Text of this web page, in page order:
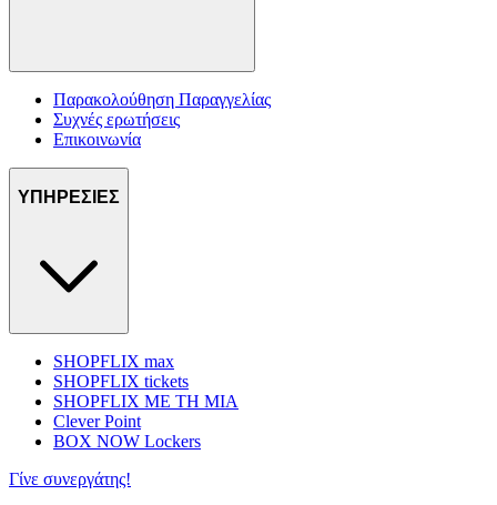
Παρακολούθηση Παραγγελίας
Συχνές ερωτήσεις
Επικοινωνία
ΥΠΗΡΕΣΙΕΣ
SHOPFLIX max
SHOPFLIX tickets
SHOPFLIX ΜΕ ΤΗ ΜΙΑ
Clever Point
BOX NOW Lockers
Γίνε συνεργάτης!